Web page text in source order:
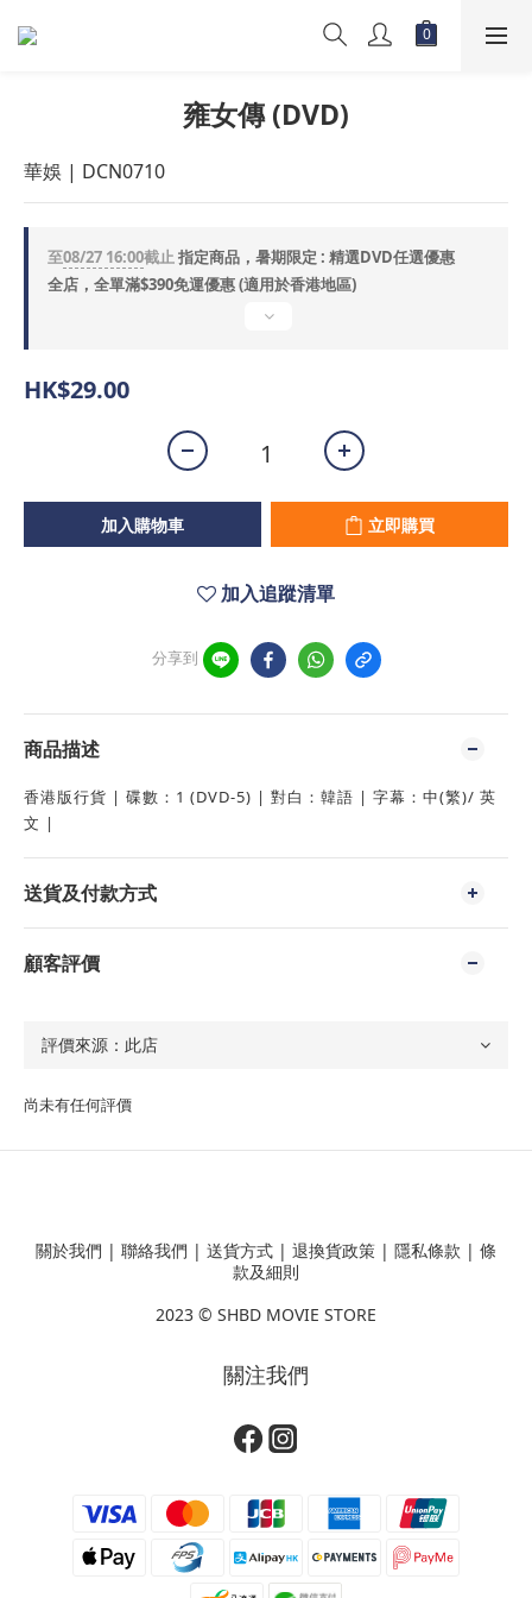
雍女傳 (DVD)
華娛 | DCN0710
至08/27 16:00截止指定商品，暑期限定 : 精選DVD任選優惠
全店，全單滿$390免運優惠 (適用於香港地區)
HK$29.00
加入購物車 立即購買
加入追蹤清單
分享到
商品描述
香港版行貨 | 碟數：1 (DVD-5) | 對白：韓語 | 字幕：中(繁)/ 英
文 |
送貨及付款方式
顧客評價
尚未有任何評價
關於我們 | 聯絡我們 | 送貨方式 | 退換貨政策 | 隱私條款 | 條
款及細則
2023 © SHBD MOVIE STORE
關注我們